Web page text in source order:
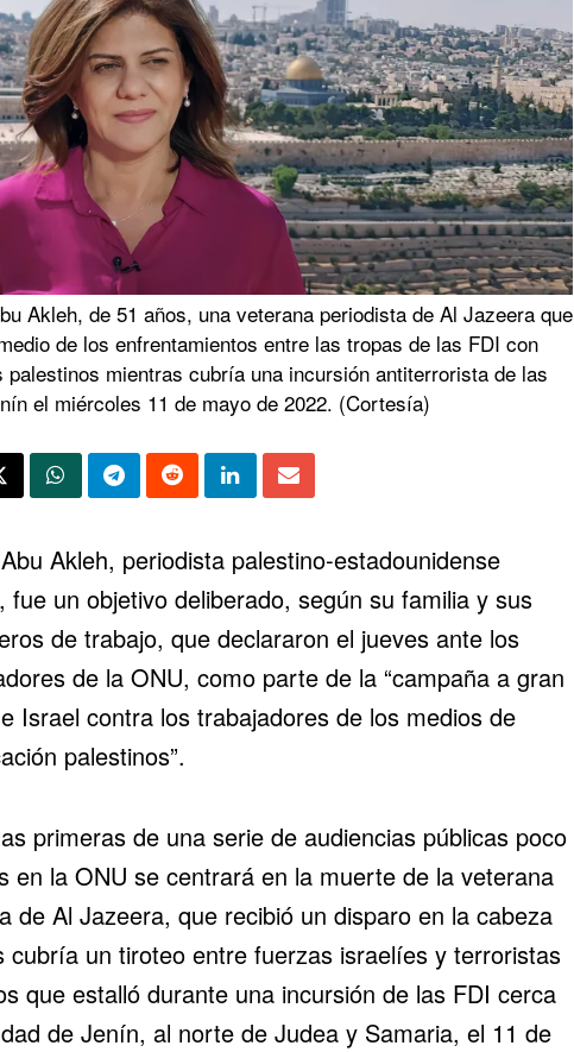
Akleh, de 51 años, una veterana periodista de Al Jazeera que
de los enfrentamientos entre las tropas de las FDI con
palestinos mientras cubría una incursión antiterrorista de las
el miércoles 11 de mayo de 2022. (Cortesía)
Akleh, periodista palestino-estadounidense
fue un objetivo deliberado, según su familia y sus
de trabajo, que declararon el jueves ante los
de la ONU, como parte de la “campaña a gran
Israel contra los trabajadores de los medios de
palestinos”.
primeras de una serie de audiencias públicas poco
en la ONU se centrará en la muerte de la veterana
de Al Jazeera, que recibió un disparo en la cabeza
cubría un tiroteo entre fuerzas israelíes y terroristas
que estalló durante una incursión de las FDI cerca
de Jenín, al norte de Judea y Samaria, el 11 de